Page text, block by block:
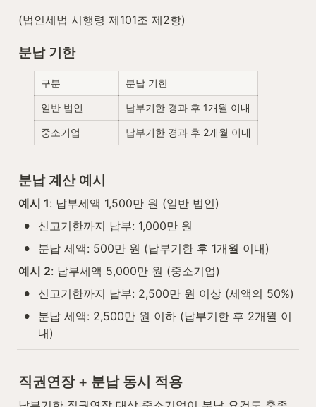
(법인세법 시행령 제101조 제2항)
분납 기한
구분 분납 기한
일반 법인 납부기한 경과 후 1개월 이내
중소기업 납부기한 경과 후 2개월 이내
분납 계산 예시
예시 1: 납부세액 1,500만 원 (일반 법인)
• 신고기한까지 납부: 1,000만 원
•
분납 세액: 500만 원 (납부기한 후 1개월 이내)
예시 2: 납부세액 5,000만 원 (중소기업)
• 신고기한까지 납부: 2,500만 원 이상 (세액의 50%)
•
분납 세액: 2,500만 원 이하 (납부기한 후 2개월 이
내)
직권연장 + 분납 동시 적용